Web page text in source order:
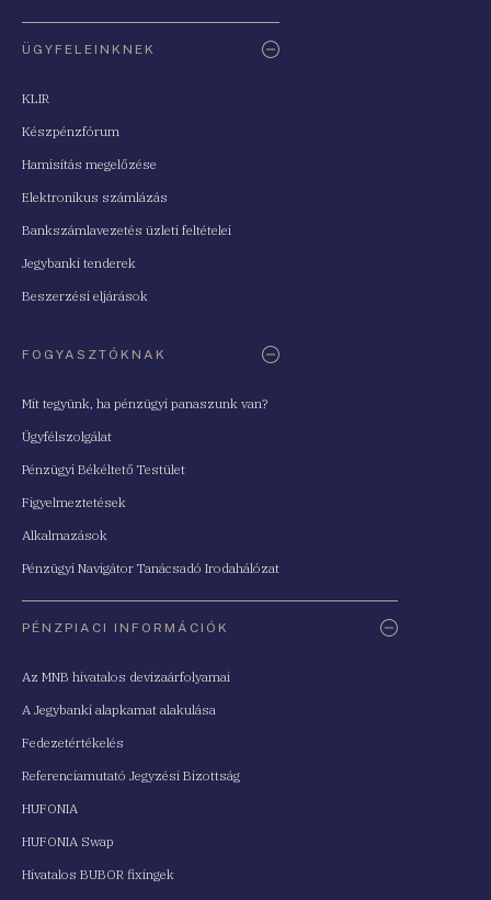
ÜGYFELEINKNEK
KLIR
Készpénzfórum
Hamisítás megelőzése
Elektronikus számlázás
Bankszámlavezetés üzleti feltételei
Jegybanki tenderek
Beszerzési eljárások
FOGYASZTÓKNAK
Mit tegyünk, ha pénzügyi panaszunk van?
Ügyfélszolgálat
Pénzügyi Békéltető Testület
Figyelmeztetések
Alkalmazások
Pénzügyi Navigátor Tanácsadó Irodahálózat
PÉNZPIACI INFORMÁCIÓK
Az MNB hivatalos devizaárfolyamai
A Jegybanki alapkamat alakulása
Fedezetértékelés
Referenciamutató Jegyzési Bizottság
HUFONIA
HUFONIA Swap
Hivatalos BUBOR fixingek